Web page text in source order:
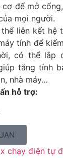
để mở
mọi người.
liên kết hệ
tính để
có thể lắp
tăng tính
nhà máy…
hỗ trợ: